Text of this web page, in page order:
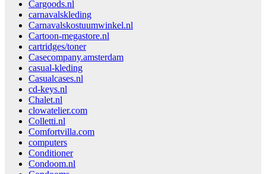
Cargoods.nl
carnavalskleding
Carnavalskostuumwinkel.nl
Cartoon-megastore.nl
cartridges/toner
Casecompany.amsterdam
casual-kleding
Casualcases.nl
cd-keys.nl
Chalet.nl
clowatelier.com
Colletti.nl
Comfortvilla.com
computers
Conditioner
Condoom.nl